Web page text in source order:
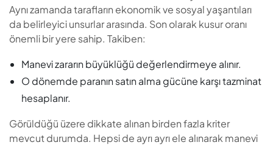
Görüldüğü üzere dikkate alınan birden fazla kriter
mevcut durumda. Hepsi de ayrı ayrı ele alınarak manevi
tazminatın belirlenmesi sağlanır. Ve hakkaniyet içerisinde
Maddi Tazminat Hesaplaması Nasıl
Yapılır?
belirlenmesi manevi olana nazaran daha kolaydır. Çünkü
somut her türlü durumun değerlendirilmesi sağlanır.